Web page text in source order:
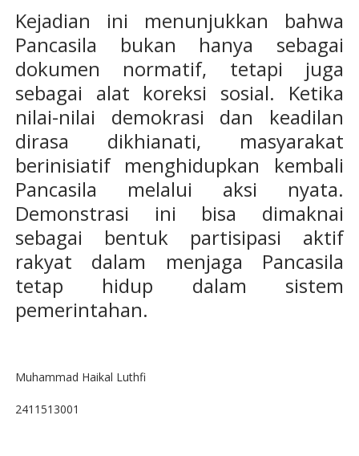
Kejadian ini menunjukkan bahwa
Pancasila bukan hanya sebagai
dokumen normatif, tetapi juga
sebagai alat koreksi sosial. Ketika
nilai-nilai demokrasi dan keadilan
dirasa dikhianati, masyarakat
berinisiatif menghidupkan kembali
Pancasila melalui aksi nyata.
Demonstrasi ini bisa dimaknai
sebagai bentuk partisipasi aktif
rakyat dalam menjaga Pancasila
tetap hidup dalam sistem
pemerintahan.
Muhammad Haikal Luthfi
2411513001